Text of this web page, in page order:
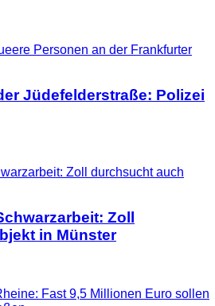
Jüdefelderstraße: Polizei
Zoll
in Münster